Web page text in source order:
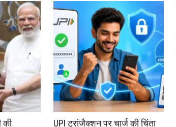
की
UPI ट्रांजैक्शन पर चार्ज की चिंता